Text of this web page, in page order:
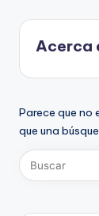
Acerca
Parece que no
que una